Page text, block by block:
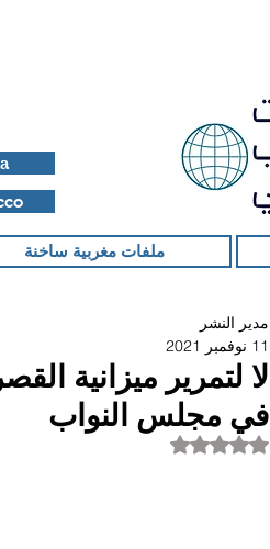
ملفات مغربية ساخنة
لا لتمرير ميزانية
في مجلس النواب
مدير النشر
11 نوفمبر 2021
تم التقييم بـ ليس رقمًا من أصل 5 نجوم.